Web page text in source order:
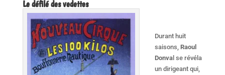
Le défilé des vedettes
Durant huit
saisons, Raoul
Donval se révéla
un dirigeant qui,